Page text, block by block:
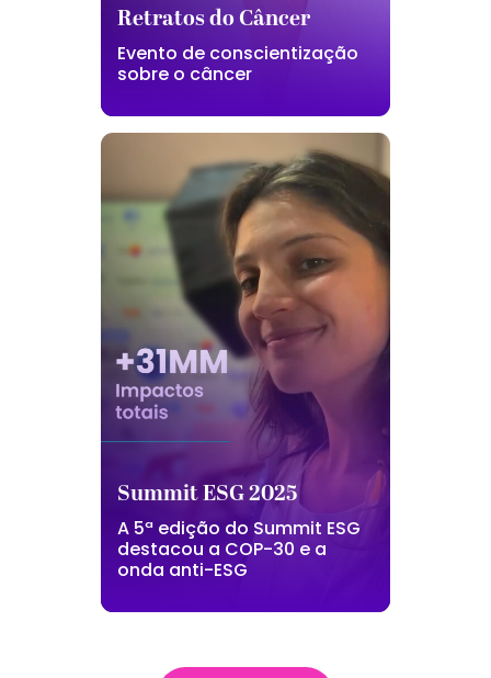
Retratos do Câncer
Evento de conscientização
sobre o câncer
Summit ESG 2025
A 5ª edição do Summit ESG
destacou a COP-30 e a
onda anti-ESG